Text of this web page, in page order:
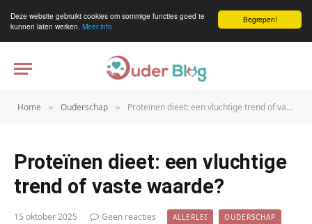
Begrepen!
Deze website gebruikt cookies om sommige functies goed te
kunnen laten werken. Meer info
Home » Ouderschap » Proteïnen dieet: een vluchtige trend of vaste waarde?
Proteïnen dieet: een vluchtige
trend of vaste waarde?
15 oktober 2025 Geen reacties ALLERLEI OUDERSCHAP